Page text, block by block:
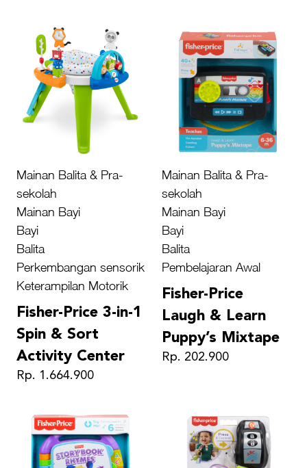
Mainan Balita & Pra-
sekolah
Mainan Bayi
Bayi
Balita
Perkembangan sensorik
Keterampilan Motorik
Fisher-Price 3-in-1
Spin & Sort
Activity Center
Rp. 1.664.900
Mainan Balita & Pra-
sekolah
Mainan Bayi
Bayi
Balita
Pembelajaran Awal
Fisher-Price
Laugh & Learn
Puppy’s Mixtape
Rp. 202.900